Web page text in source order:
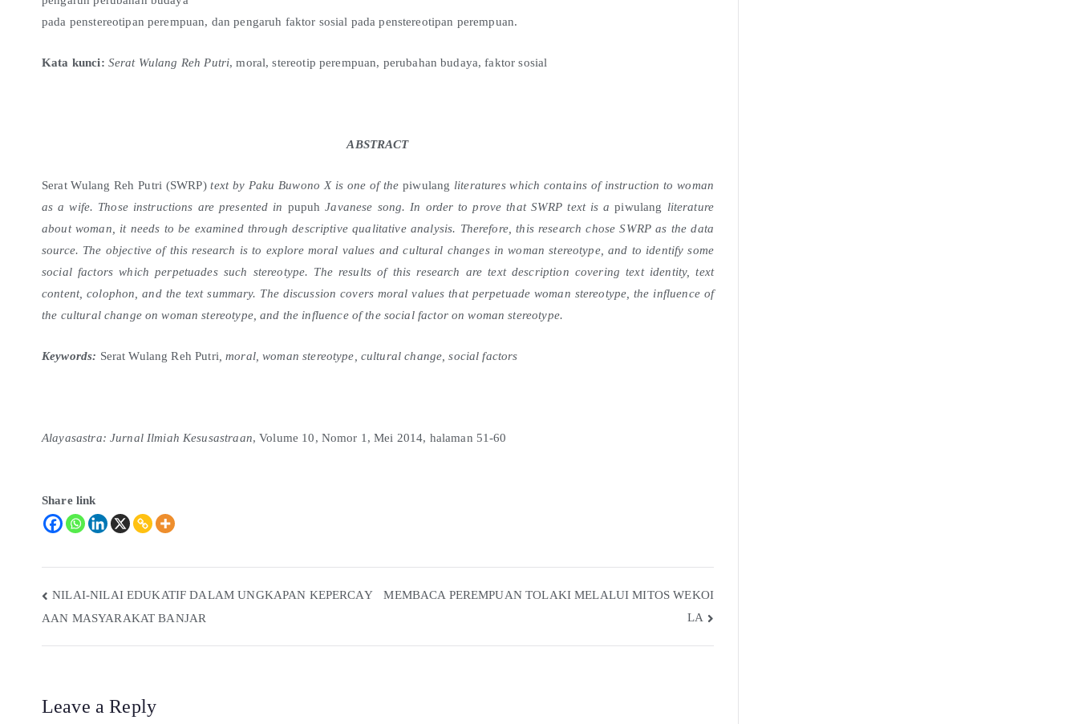
pada penstereotipan perempuan, dan pengaruh faktor sosial pada penstereotipan perempuan.
Kata kunci: Serat Wulang Reh Putri, moral, stereotip perempuan, perubahan budaya, faktor sosial
ABSTRACT
Serat Wulang Reh Putri (SWRP)text by Paku Buwono X is one of thepiwulang literatures which contains of instruction to woman
as a wife. Those instructions are presented in pupuhJavanese song. In order to prove that SWRP text is apiwulang literature
about woman, it needs to be examined through descriptive qualitative analysis. Therefore, this research chose SWRP as the data
source. The objective of this research is to explore moral values and cultural changes in woman stereotype, and to identify some
social factors which perpetuades such stereotype. The results of this research are text description covering text identity, text
content, colophon, and the text summary. The discussion covers moral values that perpetuade woman stereotype, the influence of
the cultural change on woman stereotype, and the influence of the social factor on woman stereotype.
Keywords: Serat Wulang Reh Putri, moral, woman stereotype, cultural change, social factors
Alayasastra: Jurnal Ilmiah Kesusastraan, Volume 10, Nomor 1, Mei 2014, halaman 51-60
Share link
NILAI-NILAI EDUKATIF DALAM UNGKAPAN KEPERCAY
AAN MASYARAKAT BANJAR
MEMBACA PEREMPUAN TOLAKI MELALUI MITOS WEKOI
LA
Leave a Reply